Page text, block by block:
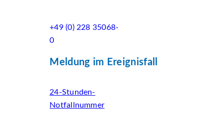
+49 (0) 228 35068-
0
Meldung im Ereignisfall
24-Stunden-
Notfallnummer